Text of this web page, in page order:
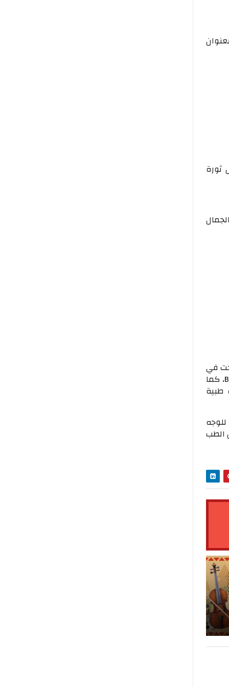
ثورة
في
عام ١٩٩٨ اختصاص تجميل الأسنان الأكاديمية البريطانية وتجميل الوجه الغير جراحي BARID، كما
طبية
الطب